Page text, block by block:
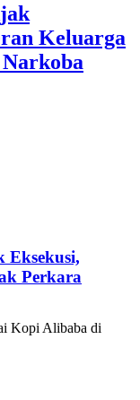
Keluarga
Narkoba
Eksekusi,
Perkara
Kopi Alibaba di